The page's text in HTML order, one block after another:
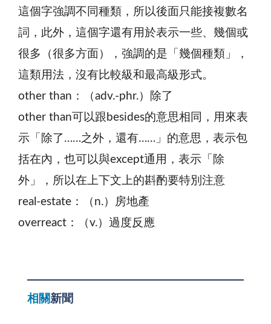
這個字強調不同種類，所以後面只能接複數名
詞，此外，這個字還有用於表示一些、幾個或
很多（很多方面），強調的是「幾個種類」，
這類用法，沒有比較級和最高級形式。
other than：（adv.-phr.）除了
other than可以跟besides的意思相同，用來表
示「除了……之外，還有……」的意思，表示包
括在內，也可以與except通用，表示「除
外」，所以在上下文上的斟酌要特別注意
real-estate：（n.）房地產
overreact：（v.）過度反應
相關新聞